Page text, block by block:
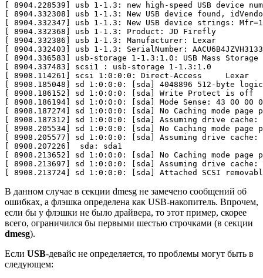
[ 8904 .228539 ] usb 1 -1.3: new high-speed USB device
[
8904 .332308 ] usb 1 -1.3: New USB device found,
[
8904 .332347 ] usb 1 -1.3: New USB device strings: Mfr=1
[
8904 .332368 ] usb 1
[
8904 .332386 ] usb 1
[
8904 .332403 ] usb 1
[
8904 .336583 ] usb-storage 1
[
8904 .337483 ] scsi1 : usb-storage 1
[
8908 .114261 ] scsi 1 :0:0:0: Direct-Access
[
8908 .185048 ] sd 1 :0:0:0: [ sda ] 4048896 512 -byte
[
8908 .186152 ] sd 1 :0:0:0: [ sda ]
[
8908 .186194] sd 1 :0:0:0: [ sda ] Mode Sense: 43 00 00
[
8908 .187274] sd 1 :0:0:0: [ sda ]
[
8908 .187312 ] sd 1 :0:0:0: [ sda ]
[
8908 .205534] sd 1 :0:0:0: [ sda ]
[
8908 .205577 ] sd 1 :0:0:0: [ sda ]
[
8908 .207226 ]
[
8908 .213652 ] sd 1 :0:0:0: [ sda ]
[
8908 .213697 ] sd 1 :0:0:0: [ sda ]
[
8908 .213724] sd 1 :0:0:0: [ sda ]
В данном случае в секции dmesg не замечено сообщений об
ошибках, а флэшка определена как USB-накопитель. Впрочем,
если бы у флэшки не было драйвера, то этот пример, скорее
всего, ограничился бы первыми шестью строчками (в секции
dmesg).
Если USB-девайс не определяется, то проблемы могут быть в
следующем: